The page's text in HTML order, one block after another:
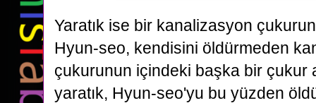
Yaratık ise bir kanalizasyon
Hyun-seo, kendisini öldürmeden
çukurunun içindeki başka bir çukur
yaratık, Hyun-seo'yu bu yüzden